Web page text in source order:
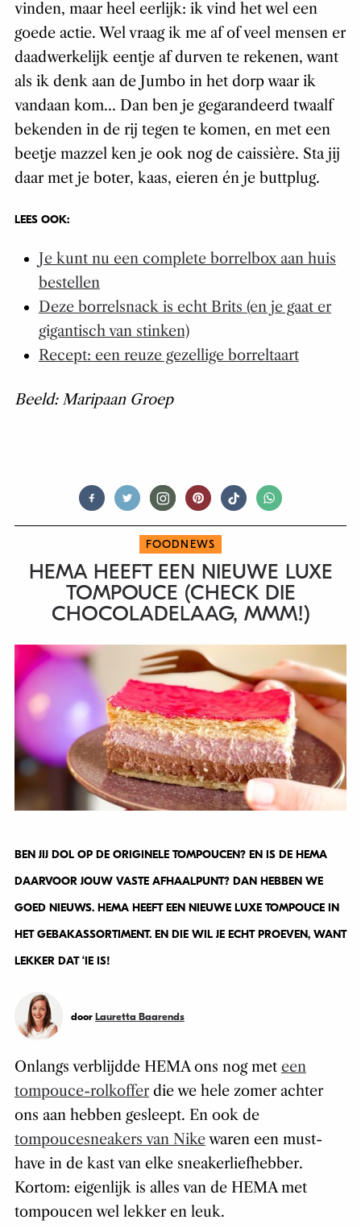
vinden, maar heel eerlijk: ik vind het wel een
goede actie. Wel vraag ik me af of veel mensen er
daadwerkelijk eentje af durven te rekenen, want
als ik denk aan de Jumbo in het dorp waar ik
vandaan kom… Dan ben je gegarandeerd twaalf
bekenden in de rij tegen te komen, en met een
beetje mazzel ken je ook nog de caissière. Sta jij
daar met je boter, kaas, eieren én je buttplug.
LEES OOK:
Je kunt nu een complete borrelbox aan huis
bestellen
Deze borrelsnack is echt Brits (en je gaat er
gigantisch van stinken)
Recept: een reuze gezellige borreltaart
Beeld: Maripaan Groep
FOODNEWS
HEMA HEEFT EEN NIEUWE LUXE
TOMPOUCE (CHECK DIE
CHOCOLADELAAG, MMM!)
BEN JIJ DOL OP DE ORIGINELE TOMPOUCEN? EN IS DE HEMA
DAARVOOR JOUW VASTE AFHAALPUNT? DAN HEBBEN WE
GOED NIEUWS. HEMA HEEFT EEN NIEUWE LUXE TOMPOUCE IN
HET GEBAKASSORTIMENT. EN DIE WIL JE ECHT PROEVEN, WANT
LEKKER DAT ‘IE IS!
door Lauretta Baarends
Onlangs verblijdde HEMA ons nog met een
tompouce-rolkofferdie we hele zomer achter
ons aan hebben gesleept. En ook de
tompoucesneakers van Nikewaren een must-
have in de kast van elke sneakerliefhebber.
Kortom: eigenlijk is alles van de HEMA met
tompoucen wel lekker en leuk.